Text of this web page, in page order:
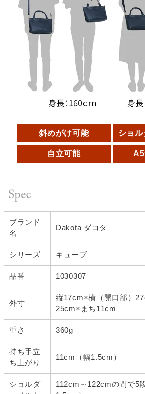
斜めがけ可能 ショ
自立可能 A5
ブランド
名
Dakota ダコタ
シリーズ キューブ
品番 1030307
外寸
縦17cm×横（開口部）
25cm×まち11cm
重さ 360g
持ち手立
ち上がり
11cm（幅1.5cm）
ショルダ
112cm～122cmの間で5